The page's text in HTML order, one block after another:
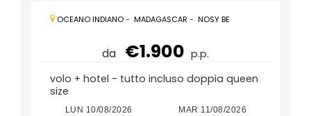
OCEANO INDIANO- MADAGASCAR - NOSY BE
da €1.900 p.p.
volo + hotel - tutto incluso doppia queen
size
LUN 10/08/2026 MAR 11/08/2026